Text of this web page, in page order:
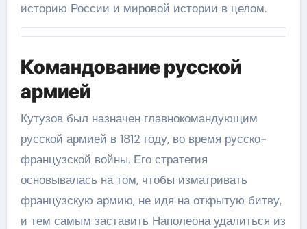
историю России и мировой истории в целом.
Командование русской
армией
Кутузов был назначен главнокомандующим
русской армией в 1812 году, во время русско-
французской войны. Его стратегия
основывалась на том, чтобы изматривать
французскую армию, не идя на открытую битву,
и тем самым заставить Наполеона удалиться из